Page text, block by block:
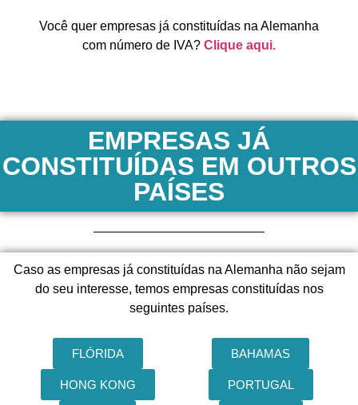
Você quer empresas já constituídas na Alemanha
com número de IVA? Clique aqui.
EMPRESAS JÁ
CONSTITUÍDAS EM OUTROS
PAÍSES
Caso as empresas já constituídas na Alemanha não sejam
do seu interesse, temos empresas constituídas nos
seguintes países.
FLÓRIDA BAHAMAS
HONG KONG PORTUGAL